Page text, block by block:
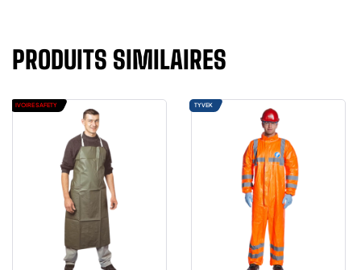
PRODUITS SIMILAIRES
IVOIRE SAFETY TYVEK